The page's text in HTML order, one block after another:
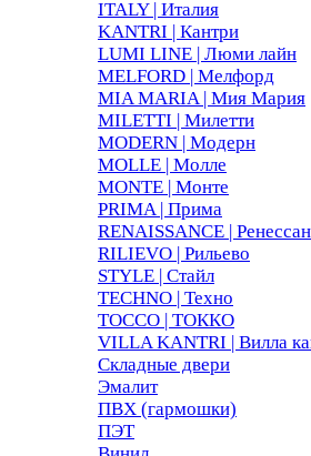
ITALY | Италия
KANTRI | Кантри
LUMI LINE | Люми лайн
MELFORD | Мелфорд
MIA MARIA | Мия Мария
MILETTI | Милетти
MODERN | Модерн
MOLLE | Молле
MONTE | Монте
PRIMA | Прима
RENAISSANCE |
RILIEVO | Рильево
STYLE | Стайл
TECHNO | Техно
TOCCO | ТОККО
VILLA KANTRI | Вилла
Складные двери
Эмалит
ПВХ (гармошки)
ПЭТ